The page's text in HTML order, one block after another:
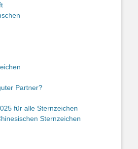
Partner?
für alle Sternzeichen
Sternzeichen